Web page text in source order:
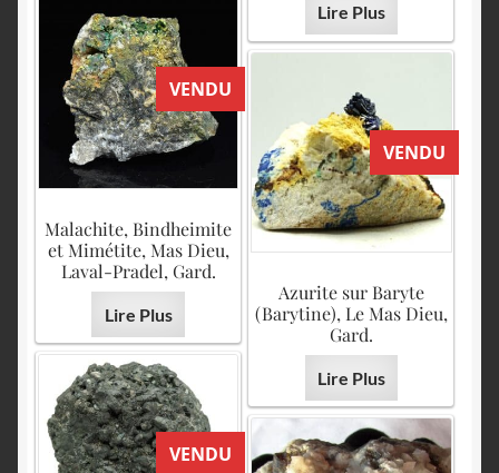
Lire Plus
VENDU
Malachite, Bindheimite
et Mimétite, Mas Dieu,
Laval-Pradel, Gard.
Lire Plus
VENDU
Azurite sur Baryte
(Barytine), Le Mas Dieu,
Gard.
Lire Plus
VENDU